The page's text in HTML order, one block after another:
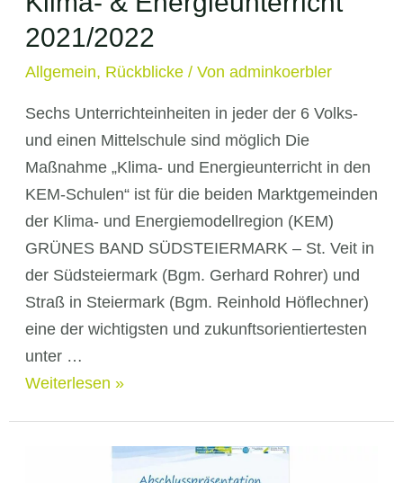
2021/2022
Allgemein, Rückblicke/ Von adminkoerbler
Sechs Unterrichteinheiten in jeder der 6 Volks-
und einen Mittelschule sind möglich Die
Maßnahme „Klima- und Energieunterricht in den
KEM-Schulen“ ist für die beiden Marktgemeinden
der Klima- und Energiemodellregion (KEM)
GRÜNES BAND SÜDSTEIERMARK – St. Veit in
der Südsteiermark (Bgm. Gerhard Rohrer) und
Straß in Steiermark (Bgm. Reinhold Höflechner)
eine der wichtigsten und zukunftsorientiertesten
unter …
Klima-
Weiterlesen »